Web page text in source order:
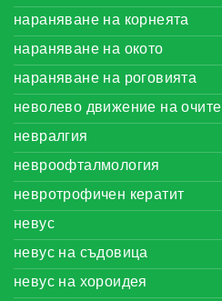
нараняване на корнеята
нараняване на окото
нараняване на роговията
неволево движение на очите
невралгия
невроофталмология
невротрофичен кератит
невус
невус на съдовица
невус на хороидея